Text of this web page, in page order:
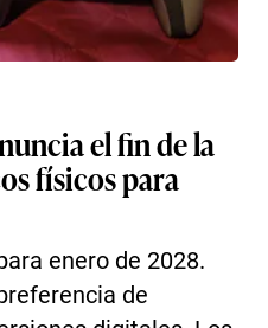
el fin de la
físicos para
enero de 2028.
de